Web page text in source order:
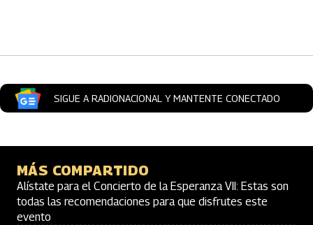
SIGUE A RADIONACIONAL Y MANTENTE CONECTADO
MÁS COMPARTIDO
Alístate para el Concierto de la Esperanza VII: Estas son
todas las recomendaciones para que disfrutes este
evento